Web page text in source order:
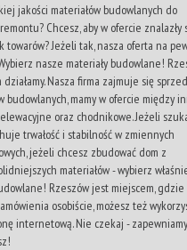
jakości materiałów budowlanych do
Chcesz, aby w ofercie znalazły
towarów? Jeżeli tak, nasza oferta na
nasze materiały budowlane!
Nasza firma zajmuje się
budowlanych, mamy w ofercie między
oraz chodnikowe. Jeżeli
trwałość i stabilność w zmiennych
jeżeli chcesz zbudować dom z
materiałów - wybierz
Rzeszów jest miejscem, gdzie
osobiście, możesz też
internetową. Nie czekaj -